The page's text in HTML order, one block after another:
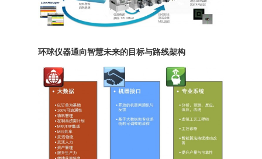
环球仪器通向智慧未来的目标与路线架构